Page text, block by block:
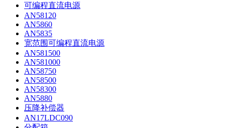
可编程直流电源
AN58120
AN5860
AN5835
宽范围可编程直流电源
AN581500
AN581000
AN58750
AN58500
AN58300
AN5880
压降补偿器
AN17LDC090